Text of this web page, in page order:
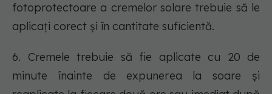
fotoprotectoare a cremelor solare trebuie să le
aplicați corect și în cantitate suficientă.
6. Cremele trebuie să fie aplicate cu 20 de
minute înainte de expunerea la soare și